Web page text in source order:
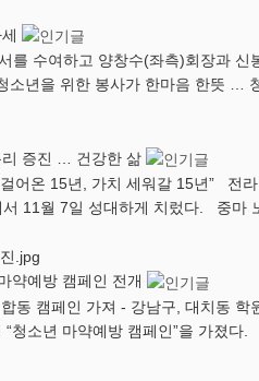
를 수여하고 양창수(좌측)회장과
소년을 위한 봉사가 한마음 한뜻 …
리 증진 … 건강한 삶
어온 15년, 가치 세워갈 15년” 전
서 11월 7일 성대하게 치렀다. 중마
약예방 캠페인 전개
동 캠페인 가져 - 강남구, 대치동
“청소년 마약예방 캠페인”을 가졌